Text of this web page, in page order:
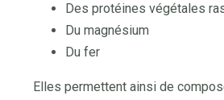
Des protéines végétales
Du magnésium
Du fer
Elles permettent ainsi de